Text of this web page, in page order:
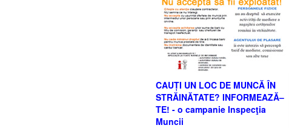
CAUȚI UN LOC DE MUNCĂ ÎN
STRĂINĂTATE? INFORMEAZĂ–
TE! - o campanie Inspecţia
Muncii